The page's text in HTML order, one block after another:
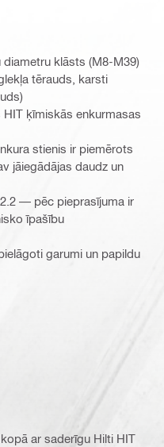
klāsts (M8-M39)
tērauds, karsti
ķīmiskās enkurmasas
stienis ir piemērots
jāiegādājas daudz un
— pēc pieprasījuma ir
īpašību
garumi un papildu
ar saderīgu Hilti HIT